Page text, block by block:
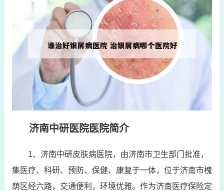
济南中研医院医院简介
1、济南中研皮肤病医院，由济南市卫生部门批准，
集医疗、科研、预防、保健、康复于一体，位于济南市槐
荫区经六路，交通便利，环境优雅。作为济南医疗保险定